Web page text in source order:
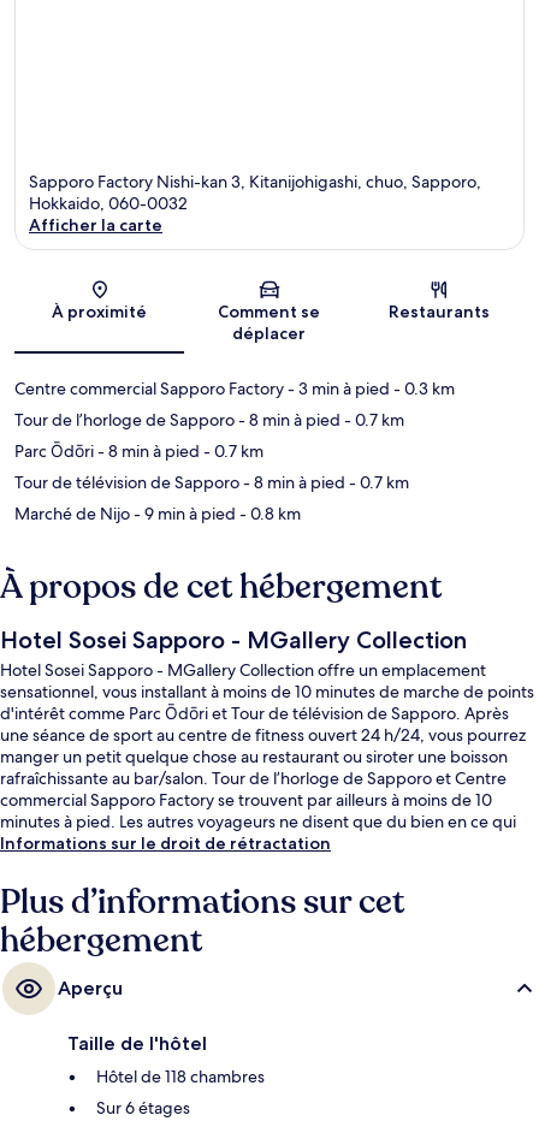
Sapporo Factory Nishi-kan 3, Kitanijohigashi, chuo, Sapporo,
Hokkaido, 060-0032
Afficher la carte
À proximité
Comment se
déplacer
Restaurants
Centre commercial Sapporo Factory- 3 min à pied - 0.3 km
Tour de l’horloge de Sapporo- 8 min à pied - 0.7 km
Parc Ōdōri- 8 min à pied - 0.7 km
Tour de télévision de Sapporo- 8 min à pied - 0.7 km
Marché de Nijo- 9 min à pied - 0.8 km
À propos de cet hébergement
Hotel Sosei Sapporo - MGallery Collection
Hotel Sosei Sapporo - MGallery Collection offre un emplacement
sensationnel, vous installant à moins de 10 minutes de marche de points
d'intérêt comme Parc Ōdōri et Tour de télévision de Sapporo. Après
une séance de sport au centre de fitness ouvert 24 h/24, vous pourrez
manger un petit quelque chose au restaurant ou siroter une boisson
rafraîchissante au bar/salon. Tour de l’horloge de Sapporo et Centre
commercial Sapporo Factory se trouvent par ailleurs à moins de 10
minutes à pied. Les autres voyageurs ne disent que du bien en ce qui
concerne le personnel attentionné. Les transports publics sont tout
Informations sur le droit de rétractation
Plus d’informations sur cet
hébergement
Aperçu
Taille de l'hôtel
Hôtel de 118 chambres
Sur 6 étages